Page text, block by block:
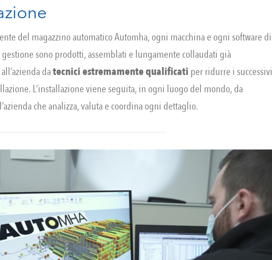
del magazzino automatico Automha, ogni macchina e ogni software di
sono prodotti, assemblati e lungamente collaudati già
datecnici estremamente qualiﬁcati per ridurre i successivi
L’installazione viene seguita, in ogni luogo del mondo, da
che analizza, valuta e coordina ogni dettaglio.